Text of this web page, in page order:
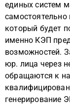
единых систем
который будет
именно КЭП
возможностей.
юр. лица через
обращаются к
генерирование